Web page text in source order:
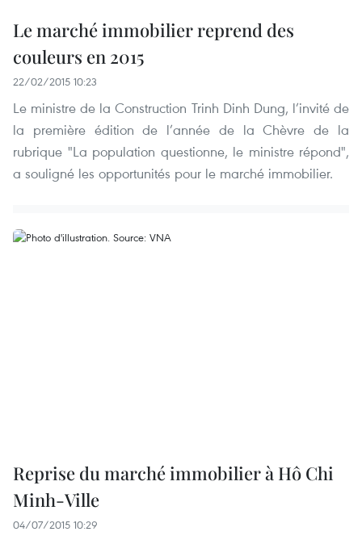
Le marché immobilier reprend des
couleurs en 2015
22/02/2015 10:23
Le ministre de la Construction Trinh Dinh Dung, l’invité de
la première édition de l’année de la Chèvre de la
rubrique "La population questionne, le ministre répond",
a souligné les opportunités pour le marché immobilier.
Reprise du marché immobilier à Hô Chi
Minh-Ville
04/07/2015 10:29